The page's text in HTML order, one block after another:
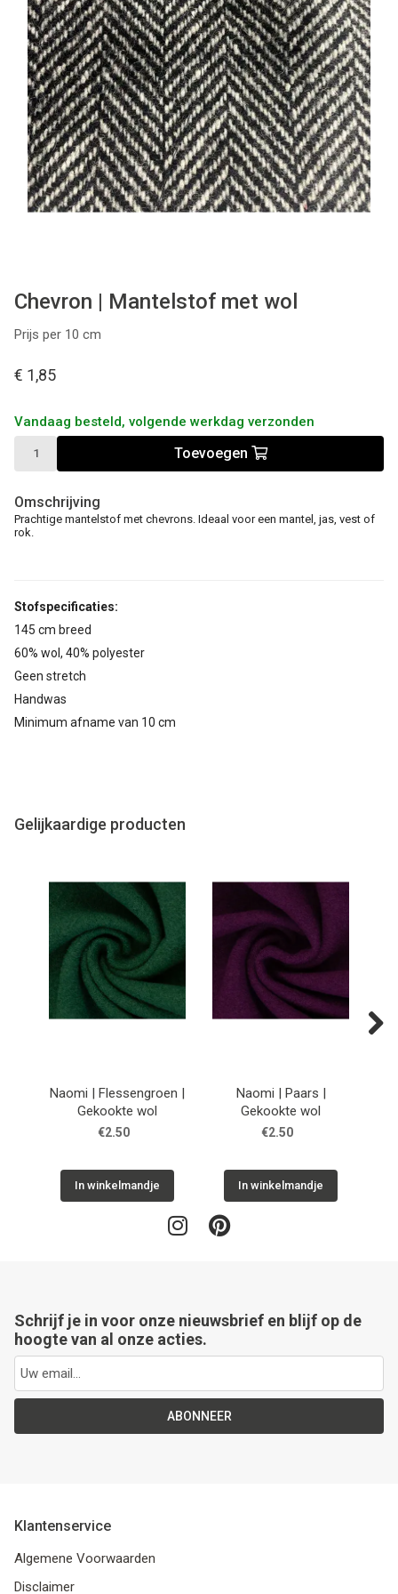
Tips & tricks
Cadeaubon
Solden
Contact
Chevron | Mantelstof met wol
Prijs per 10 cm
€ 1,85
Vandaag besteld, volgende werkdag verzonden
Toevoegen
Omschrijving
Prachtige mantelstof met chevrons. Ideaal voor een mantel, jas, vest of
rok.
Stofspecificaties:
145 cm breed
60% wol, 40% polyester
Geen stretch
Handwas
Minimum afname van 10 cm
Gelijkaardige producten
Naomi | Flessengroen |
Gekookte wol
€2.50
In winkelmandje
Naomi | Paars |
Gekookte wol
€2.50
In winkelmandje
Schrijf je in voor onze nieuwsbrief en blijf op de
hoogte van al onze acties.
ABONNEER
Klantenservice
Algemene Voorwaarden
Disclaimer